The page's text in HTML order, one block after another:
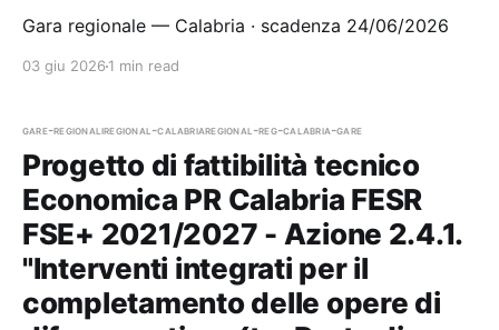
Gara regionale — Calabria · scadenza 24/06/2026
03 giu 2026 1 min read
gare-regionaliregional-calabriaregional-reg-calabria-gare
Progetto di fattibilità tecnico
Economica PR Calabria FESR
FSE+ 2021/2027 - Azione 2.4.1.
"Interventi integrati per il
completamento delle opere di